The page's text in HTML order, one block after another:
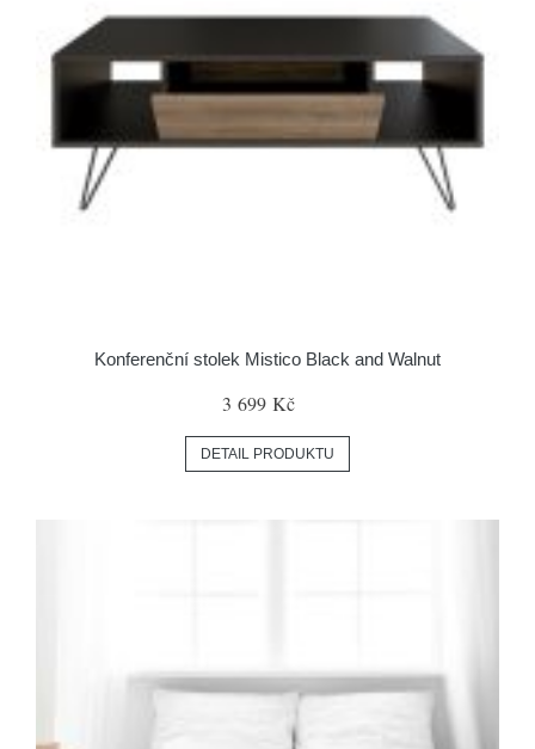
Konferenční stolek Mistico Black and Walnut
3 699 Kč
DETAIL PRODUKTU